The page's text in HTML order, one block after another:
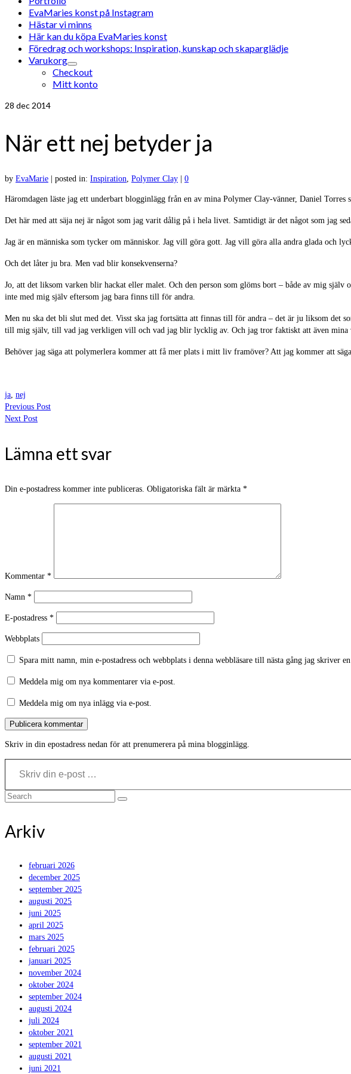
EvaMaries konst på Instagram
Hästar vi minns
Här kan du köpa EvaMaries konst
Föredrag och workshops: Inspiration, kunskap och skaparglädje
Varukorg
Checkout
Mitt konto
28 dec 2014
När ett nej betyder ja
by EvaMarie posted in: Inspiration, Polymer Clay 0
Häromdagen läste jag ett underbart blogginlägg från en av mina Polymer Clay-vänner, Daniel Torres
Det här med att säja nej är något som jag varit dålig på i hela livet. Samtidigt är det något som jag
Jag är en människa som tycker om människor. Jag vill göra gott. Jag vill göra alla andra glada och
Och det låter ju bra. Men vad blir konsekvenserna?
Jo, att det liksom varken blir hackat eller malet. Och den person som glöms bort – både av mig
inte med mig själv eftersom jag bara finns till för andra.
Men nu ska det bli slut med det. Visst ska jag fortsätta att finnas till för andra – det är ju liksom det
till mig själv, till vad jag verkligen vill och vad jag blir lycklig av. Och jag tror faktiskt att även mina
Behöver jag säga att polymerlera kommer att få mer plats i mitt liv framöver? Att jag kommer att
ja, nej
Previous Post
Next Post
Lämna ett svar
Din e-postadress kommer inte publiceras. Obligatoriska fält är märkta *
Kommentar *
Namn *
E-postadress *
Webbplats
Spara mitt namn, min e-postadress och webbplats i denna webbläsare till nästa gång jag skriver
Meddela mig om nya kommentarer via e-post.
Meddela mig om nya inlägg via e-post.
Skriv in din epostadress nedan för att prenumerera på mina blogginlägg.
Skriv din e-post …
Search
Arkiv
februari 2026
december 2025
september 2025
augusti 2025
juni 2025
april 2025
mars 2025
februari 2025
januari 2025
november 2024
oktober 2024
september 2024
augusti 2024
juli 2024
oktober 2021
september 2021
augusti 2021
juni 2021